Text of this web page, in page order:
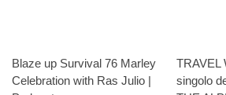
Blaze up Survival 76 Marley
Celebration with Ras Julio |
TRAVEL
singolo